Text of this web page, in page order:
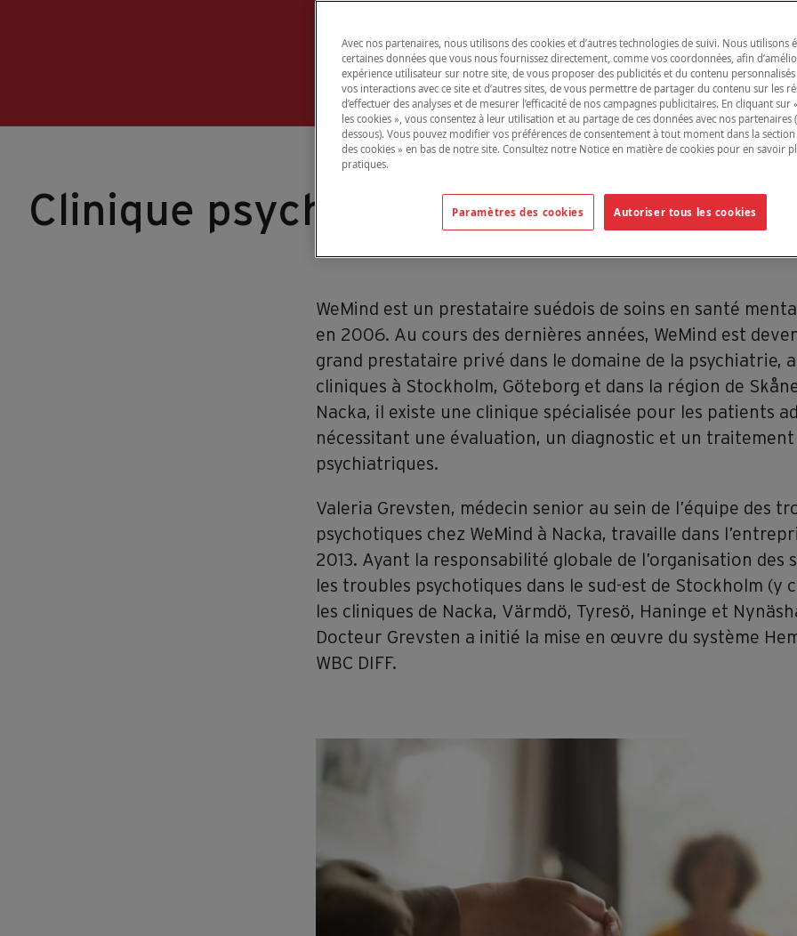
Clinique psychiatrique WeMind à
WeMind est un prestataire suédois de soins en santé
en 2006. Au cours des dernières années, WeMind est
grand prestataire privé dans le domaine de la psychiatrie,
cliniques à Stockholm, Göteborg et dans la région de
Nacka, il existe une clinique spécialisée pour les patients
nécessitant une évaluation, un diagnostic et un traitement
psychiatriques.
Valeria Grevsten, médecin senior au sein de l’équipe des
psychotiques chez WeMind à Nacka, travaille dans
2013. Ayant la responsabilité globale de l’organisation des
les troubles psychotiques dans le sud-est de Stockholm (y
les cliniques de Nacka, Värmdö, Tyresö, Haninge et
Docteur Grevsten a initié la mise en œuvre du système
WBC DIFF.
Avec nos partenaires, nous utilisons des cookies et d’autres technologies de suivi. Nous utilisons
certaines données que vous nous fournissez directement, comme vos coordonnées, afin
expérience utilisateur sur notre site, de vous proposer des publicités et du contenu
vos interactions avec ce site et d’autres sites, de vous permettre de partager du contenu sur les
d’effectuer des analyses et de mesurer l’efficacité de nos campagnes publicitaires. En cliquant sur
les cookies », vous consentez à leur utilisation et au partage de ces données avec nos partenaires
dessous). Vous pouvez modifier vos préférences de consentement à tout moment dans la
des cookies » en bas de notre site. Consultez notre Notice en matière de cookies pour en savoir
pratiques.
Paramètres des cookies Autoriser tous les cookies